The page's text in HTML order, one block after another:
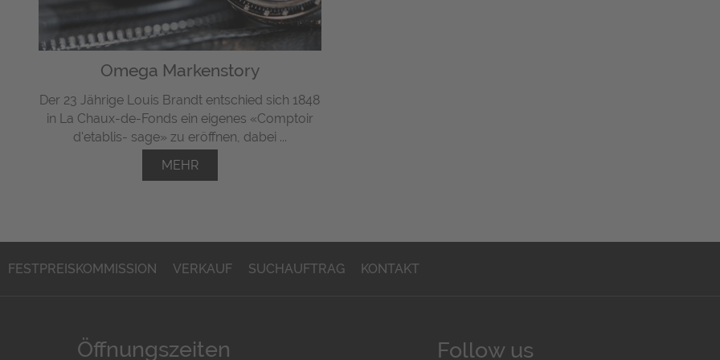
Omega Markenstory
Der 23 Jährige Louis Brandt entschied sich 1848
in La Chaux-de-Fonds ein eigenes «Comptoir
d'etablis- sage» zu eröffnen, dabei ...
MEHR
FESTPREISKOMMISSION VERKAUF SUCHAUFTRAG KONTAKT
Öffnungszeiten Follow us